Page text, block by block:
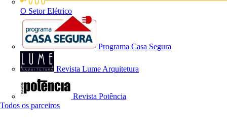
O Setor Elétrico
Programa Casa Segura
Revista Lume Arquitetura
Revista Potência
Todos os parceiros